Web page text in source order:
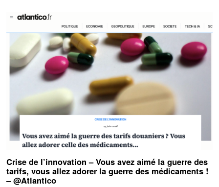
Crise de l’innovation – Vous avez aimé la guerre des
tarifs, vous allez adorer la guerre des médicaments !
– @Atlantico